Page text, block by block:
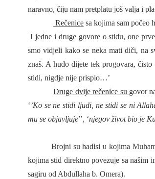
naravno, čiju nam pretplatu još valja i
Rečenice sa kojima sam počeo
I jedne i druge govore o stidu, one
smo vidjeli kako se neka mati diči, na
znaš. A hudo dijete tek progovara,
stidi, nigdje nije prispio…’
Druge dvije rečenice su govor
‘’Ko se ne stidi ljudi, ne stidi se ni
mu se objavljuje’’, ‘njegov život bio je
Brojni su hadisi u kojima
kojima stid direktno povezuje sa našim
sagiru od Abdullaha b. Omera).